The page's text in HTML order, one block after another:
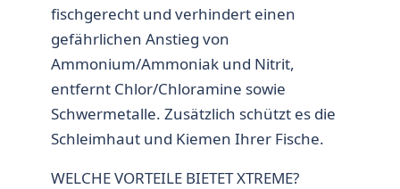
fischgerecht und verhindert einen
gefährlichen Anstieg von
Ammonium/Ammoniak und Nitrit,
entfernt Chlor/Chloramine sowie
Schwermetalle. Zusätzlich schützt es die
Schleimhaut und Kiemen Ihrer Fische.
WELCHE VORTEILE BIETET XTREME?